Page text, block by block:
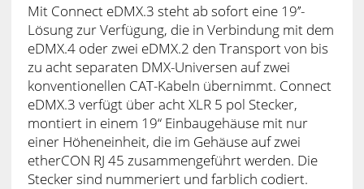
Mit Connect eDMX.3 steht ab sofort eine 19’’-
Lösung zur Verfügung, die in Verbindung mit dem
eDMX.4 oder zwei eDMX.2 den Transport von bis
zu acht separaten DMX-Universen auf zwei
konventionellen CAT-Kabeln übernimmt. Connect
eDMX.3 verfügt über acht XLR 5 pol Stecker,
montiert in einem 19“ Einbaugehäuse mit nur
einer Höheneinheit, die im Gehäuse auf zwei
etherCON RJ 45 zusammengeführt werden. Die
Stecker sind nummeriert und farblich codiert.